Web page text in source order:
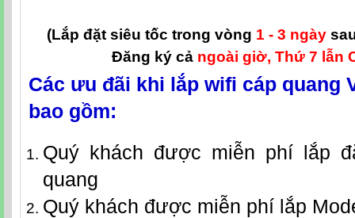
(Lắp đặt siêu tốc trong vòng 1 - 3 ngày
Đăng ký cả ngoài giờ, Thứ 7 lẫn
Các ưu đãi khi lắp wifi cáp quang
bao gồm:
Quý khách được miễn phí lắp
quang
Quý khách được miễn phí lắp